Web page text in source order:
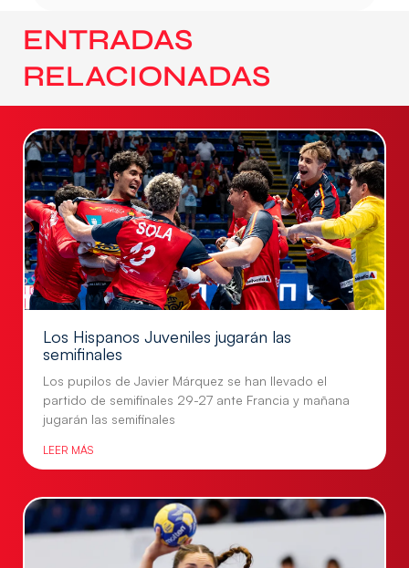
ENTRADAS
RELACIONADAS
Los Hispanos Juveniles jugarán las
semifinales
Los pupilos de Javier Márquez se han llevado el
partido de semifinales 29-27 ante Francia y mañana
jugarán las semifinales
LEER MÁS